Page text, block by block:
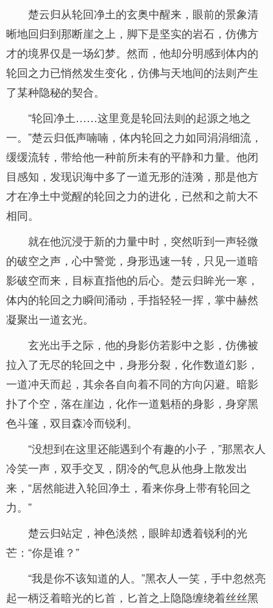
楚云归从轮回净土的玄奥中醒来，眼前的景象清
晰地回归到那断崖之上，脚下是坚实的岩石，仿佛方
才的境界仅是一场幻梦。然而，他却分明感到体内的
轮回之力已悄然发生变化，仿佛与天地间的法则产生
了某种隐秘的契合。
“轮回净土……这里竟是轮回法则的起源之地之
一。”楚云归低声喃喃，体内轮回之力如同涓涓细流，
缓缓流转，带给他一种前所未有的平静和力量。他闭
目感知，发现识海中多了一道无形的涟漪，那是他方
才在净土中觉醒的轮回之力的进化，已然和之前大不
相同。
就在他沉浸于新的力量中时，突然听到一声轻微
的破空之声，心中警觉，身形迅速一转，只见一道暗
影破空而来，目标直指他的后心。楚云归眸光一寒，
体内的轮回之力瞬间涌动，手指轻轻一挥，掌中赫然
凝聚出一道玄光。
玄光出手之际，他的身影仿若影中之影，仿佛被
拉入了无尽的轮回之中，身形分裂，化作数道幻影，
一道冲天而起，其余各自向着不同的方向闪避。暗影
扑了个空，落在崖边，化作一道魁梧的身影，身穿黑
色斗篷，双目森冷而锐利。
“没想到在这里还能遇到个有趣的小子，”那黑衣人
冷笑一声，双手交叉，阴冷的气息从他身上散发出
来，“居然能进入轮回净土，看来你身上带有轮回之
力。”
楚云归站定，神色淡然，眼眸却透着锐利的光
芒：“你是谁？”
“我是你不该知道的人。”黑衣人一笑，手中忽然亮
起一柄泛着暗光的匕首，匕首之上隐隐缠绕着丝丝黑